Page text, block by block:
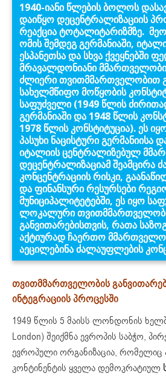
1940-იანი წლების ბოლოს
დაიწყო დეცენტრალიზაციის
რეაქცია ტოტალიტარიზმზე.
ომის შემდეგ გერმანიაში,
ესპანეთსა და სხვა ქვეყნებში
მრავალდონიანი
ძლიერი თვითმმართველობით
სახელმწიფო მოწყობის
საფუძველი (1949 წლის
გერმანიაში და 1948 წლის
1978 წლის კონსტიტუცია).ეს
პასუხი ნაცისტური გერმანიისა
იტალიის ცენტრალიზებულ
დეცენტრალიზაციამ შეამცირა
კონცენტრაციის რისკი,
და ფინანსური რესურსები
მუნიციპალიტეტებში, ეს იყო
ლოკალური
განვითარებისთვის, რათა
აქტიურად ჩაერთო
აეცილებინა ძალაუფლების
თვითმმართველობის
ინტეგრაციის პროცესში
1949 წლის 5 მაისს ლონდონის
London) შეიქმნა ევროპის საბჭო,
ევროპული ორგანიზაცია, რომელიც
კონტინენტის ყველა დემოკრატიულ